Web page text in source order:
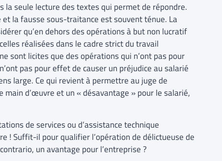
la seule lecture des textes qui permet de répondre.
la fausse sous-traitance est souvent ténue. La
qu’en dehors des opérations à but non lucratif
réalisées dans le cadre strict du travail
sont licites que des opérations qui n’ont pas pour
pas pour effet de causer un préjudice au salarié
large. Ce qui revient à permettre au juge de
main d’œuvre et un « désavantage » pour le salarié,
de services ou d’assistance technique
! Suffit-il pour qualifier l’opération de délictueuse de
un avantage pour l’entreprise ?